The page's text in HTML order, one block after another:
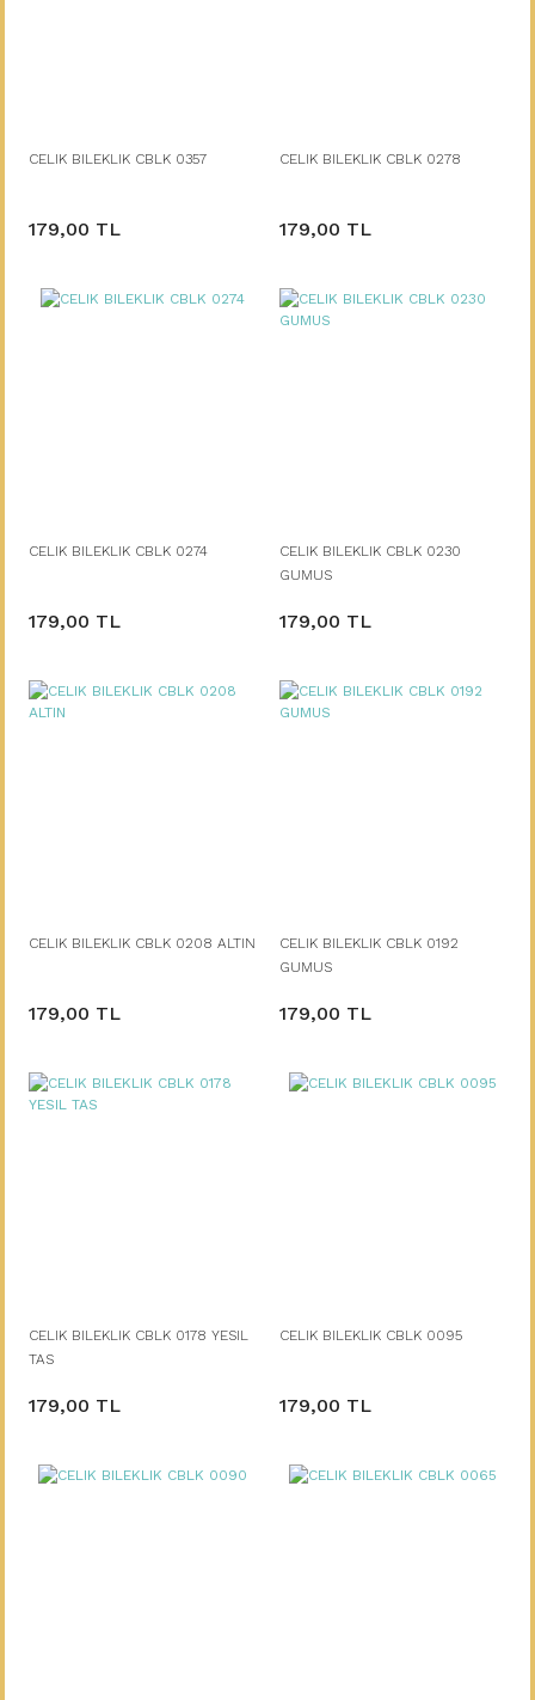
CELIK BILEKLIK CBLK 0357
179,00 TL
CELIK BILEKLIK CBLK 0278
179,00 TL
CELIK BILEKLIK CBLK 0274
179,00 TL
CELIK BILEKLIK CBLK 0230
GUMUS
179,00 TL
CELIK BILEKLIK CBLK 0208 ALTIN
179,00 TL
CELIK BILEKLIK CBLK 0192
GUMUS
179,00 TL
CELIK BILEKLIK CBLK 0178 YESIL
TAS
179,00 TL
CELIK BILEKLIK CBLK 0095
179,00 TL